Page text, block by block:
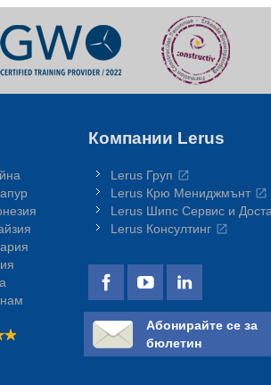
Компании Lerus
Lerus Груп
Lerus Крю Мениджмънт
Lerus Шипс Сервис и
Lerus Консултинг
Абонирайте се за
бюлетин